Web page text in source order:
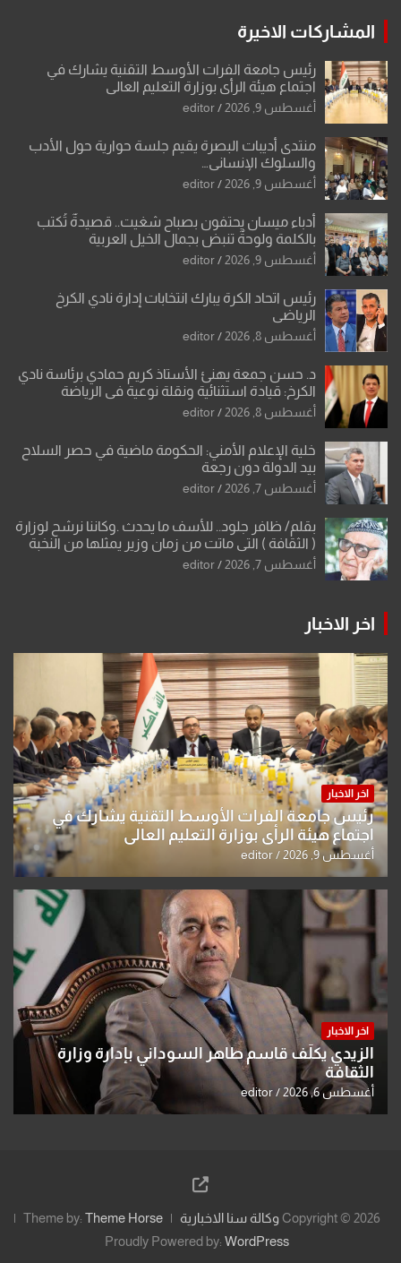
المشاركات الاخيرة
رئيس جامعة الفرات الأوسط التقنية يشارك في
اجتماع هيئة الرأي بوزارة التعليم العالي
أغسطس 9, 2026 editor
منتدى أديبات البصرة يقيم جلسة حوارية حول الأدب
والسلوك الإنساني…
أغسطس 9, 2026 editor
أدباء ميسان يحتفون بصباح شغيت.. قصيدةٌ تُكتب
بالكلمة ولوحةٌ تنبض بجمال الخيل العربية
أغسطس 9, 2026 editor
رئيس اتحاد الكرة يبارك انتخابات إدارة نادي الكرخ
الرياضي
أغسطس 8, 2026 editor
د. حسن جمعة يهنئ الأستاذ كريم حمادي برئاسة نادي
الكرخ: قيادة استثنائية ونقلة نوعية في الرياضة
العراقية
أغسطس 8, 2026 editor
خلية الإعلام الأمني: الحكومة ماضية في حصر السلاح
بيد الدولة دون رجعة
أغسطس 7, 2026 editor
بقلم/ ظافر جلود.. للأسف ما يحدث .وكاننا نرشح لوزارة
( الثقافة ) التي ماتت من زمان وزير يمثلها من النخبة
والإرث العظيم للثقافة العراقية..
أغسطس 7, 2026 editor
اخر الاخبار
اخر الاخبار
رئيس جامعة الفرات الأوسط التقنية يشارك في
اجتماع هيئة الرأي بوزارة التعليم العالي
أغسطس 9, 2026 editor
اخر الاخبار
الزيدي يكلّف قاسم طاهر السوداني بإدارة وزارة
الثقافة
أغسطس 6, 2026 editor
Copyright © 2026 وكالة سنا الاخبارية Theme by: Theme Horse
Proudly Powered by: WordPress